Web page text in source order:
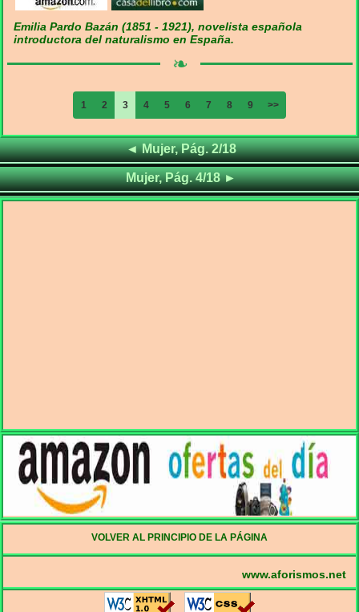
Emilia Pardo Bazán (1851 - 1921), novelista española
introductora del naturalismo en España.
❧
1 2 3 4 5 6 7 8 9 >>
◄Frases de
Mujer, Pág. 2/18
Frases de
Mujer, Pág. 4/18►
VOLVER AL PRINCIPIO DE LA PÁGINA
www.aforismos.net